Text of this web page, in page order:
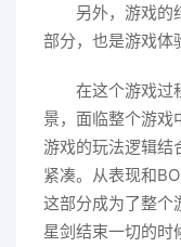
另外，游戏的
部分，也是游戏体
在这个游戏过
景，面临整个游戏
游戏的玩法逻辑结
紧凑。从表现和
这部分成为了整个
星剑结束一切的时